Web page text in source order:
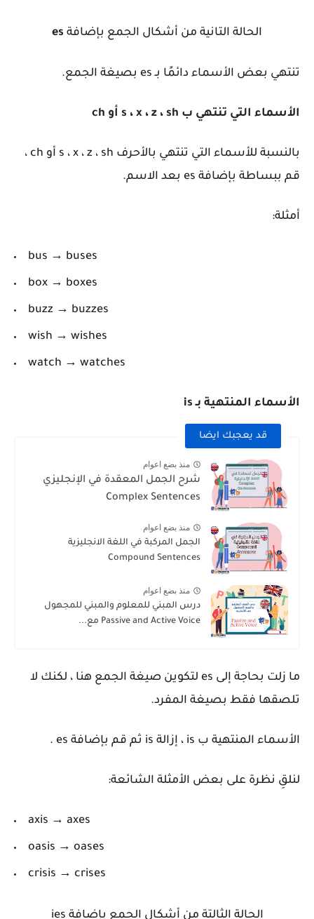
الحالة التانية من أشكال الجمع بإضافة
تنتهي بعض الأسماء دائمًا بـ es بصيغة الجمع.
الأسماء التي تنتهي ب s ، x ، z ، sh أو ch
بالنسبة للأسماء التي تنتهي بالأحرف s ، x ، z ، sh أو ch ،
قم ببساطة بإضافة es بعد الاسم.
أمثلة:
bus → buses
box → boxes
buzz → buzzes
wish → wishes
watch → watches
الأسماء المنتهية بـ is
قد يعجبك ايضا
منذ بضع اعوام
شرح الجمل المعقدة في الإنجليزي
Complex Sentences
منذ بضع اعوام
الجمل المركبة في اللغة الانجليزية
Compound Sentences
منذ بضع اعوام
درس المبني للمعلوم والمبني للمجهول
Passive and Active Voice مع...
ما زلت بحاجة إلى es لتكوين صيغة الجمع هنا ، لكنك لا
تلصقها فقط بصيغة المفرد.
الأسماء المنتهية ب is ، إزالة is ثم قم بإضافة es .
لنلقِ نظرة على بعض الأمثلة الشائعة:
axis → axes
oasis → oases
crisis → crises
الحالة الثالتة من أشكال الجمع بإضافة ies